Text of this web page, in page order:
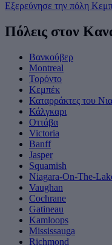
Εξερεύνησε την πόλη
Πόλεις στον
Βανκούβερ
Montreal
Τορόντο
Κεμπέκ
Καταρράκτες του
Κάλγκαρι
Οττάβα
Victoria
Banff
Jasper
Squamish
Niagara-On-The-
Vaughan
Cochrane
Gatineau
Kamloops
Mississauga
Richmond